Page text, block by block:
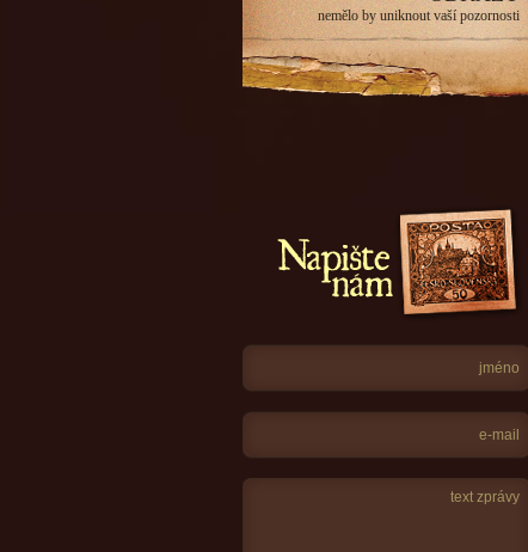
nemělo by uniknout vaší pozornosti